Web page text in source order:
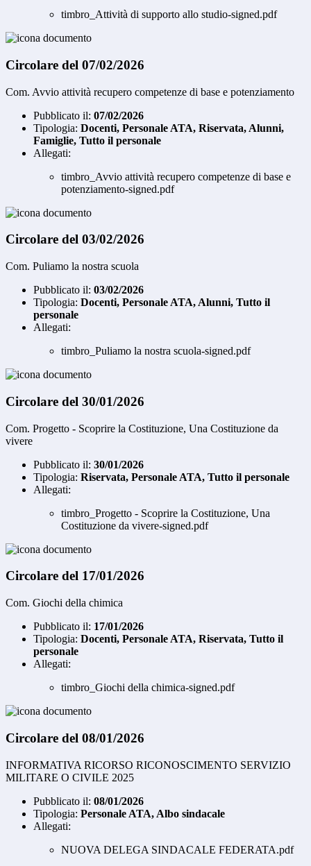
timbro_Attività di supporto allo studio-signed.pdf
Circolare del 07/02/2026
Com. Avvio attività recupero competenze di base e potenziamento
Pubblicato il: 07/02/2026
Tipologia: Docenti, Personale ATA, Riservata, Alunni,
Famiglie, Tutto il personale
Allegati:
timbro_Avvio attività recupero competenze di base e
potenziamento-signed.pdf
Circolare del 03/02/2026
Com. Puliamo la nostra scuola
Pubblicato il: 03/02/2026
Tipologia: Docenti, Personale ATA, Alunni, Tutto il
personale
Allegati:
timbro_Puliamo la nostra scuola-signed.pdf
Circolare del 30/01/2026
Com. Progetto - Scoprire la Costituzione, Una Costituzione da
vivere
Pubblicato il: 30/01/2026
Tipologia: Riservata, Personale ATA, Tutto il personale
Allegati:
timbro_Progetto - Scoprire la Costituzione, Una
Costituzione da vivere-signed.pdf
Circolare del 17/01/2026
Com. Giochi della chimica
Pubblicato il: 17/01/2026
Tipologia: Docenti, Personale ATA, Riservata, Tutto il
personale
Allegati:
timbro_Giochi della chimica-signed.pdf
Circolare del 08/01/2026
INFORMATIVA RICORSO RICONOSCIMENTO SERVIZIO
MILITARE O CIVILE 2025
Pubblicato il: 08/01/2026
Tipologia: Personale ATA, Albo sindacale
Allegati:
NUOVA DELEGA SINDACALE FEDERATA.pdf